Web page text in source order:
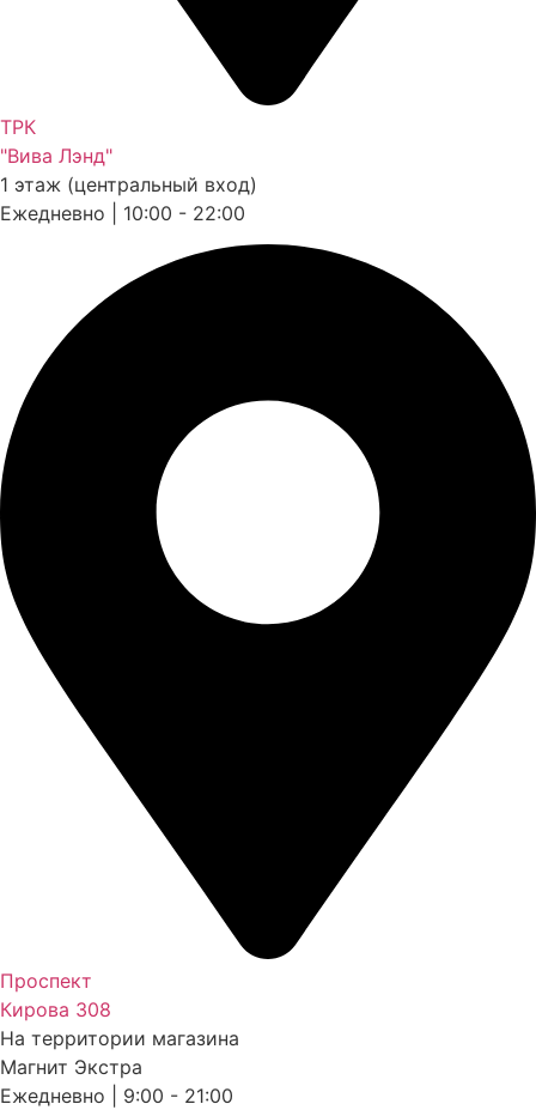
ТРК
"Вива Лэнд"
1 этаж (центральный вход)
Ежедневно | 10:00 - 22:00
Проспект
Кирова 308
На территории магазина
Магнит Экстра
Ежедневно | 9:00 - 21:00